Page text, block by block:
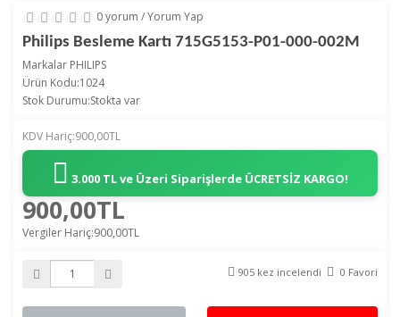
0 yorum /Yorum Yap
Philips Besleme Kartı 715G5153-P01-000-002M
Markalar PHILIPS
Ürün Kodu:1024
Stok Durumu:Stokta var
KDV Hariç:900,00TL
3.000 TL ve Üzeri Siparişlerde ÜCRETSİZ KARGO!
900,00TL
Vergiler Hariç:900,00TL
905 kez incelendi 0 Favori